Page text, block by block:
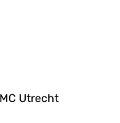
Utrecht